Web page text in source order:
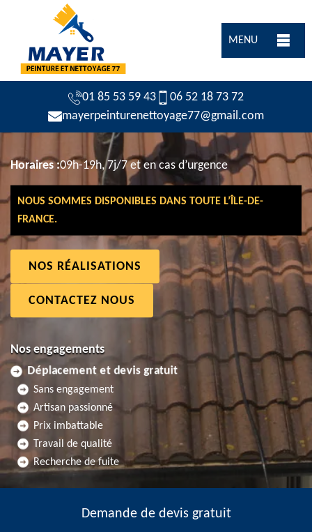
MENU
01 85 53 59 43
06 52 18 73 72
mayerpeinturenettoyage77@gmail.com
Horaires :09h-19h, 7j/7 et en cas d’urgence
NOUS SOMMES DISPONIBLES DANS TOUTE L’ÎLE-DE-
FRANCE.
NOS RÉALISATIONS
CONTACTEZ NOUS
Nos engagements
Déplacement et devis gratuit
Sans engagement
Artisan passionné
Prix imbattable
Travail de qualité
Recherche de fuite
Demande de devis gratuit